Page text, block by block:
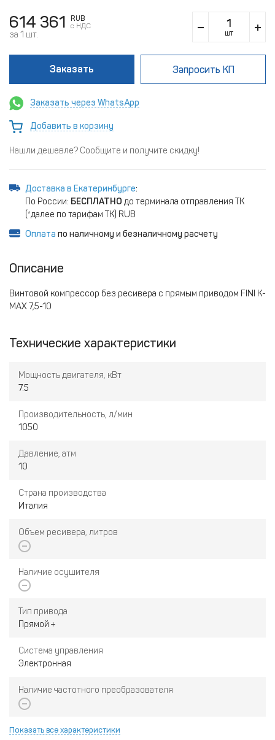
614 361
RUB
c НДС
за 1 шт. шт
Заказать Запросить КП
Заказать через WhatsApp
Добавить в корзину
Нашли дешевле? Сообщите и получите скидку!
Доставка в Екатеринбурге:
По России: БЕСПЛАТНО до терминала отправления ТК
(*далее по тарифам ТК) RUB
Оплата по наличному и безналичному расчету
Описание
Винтовой компрессор без ресивера с прямым приводом FINI K-
MAX 7,5-10
Технические характеристики
Мощность двигателя, кВт
7.5
Производительность, л/мин
1050
Давление, атм
10
Страна производства
Италия
Объем ресивера, литров
Наличие осушителя
Тип привода
Прямой +
Система управления
Электронная
Наличие частотного преобразователя
Показать все характеристики